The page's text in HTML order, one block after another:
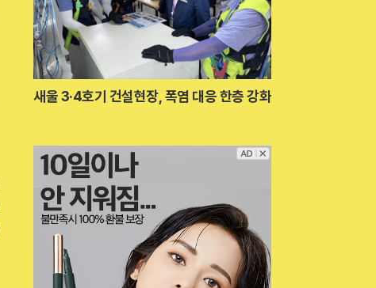
새울 3·4호기 건설현장, 폭염 대응 한층 강화